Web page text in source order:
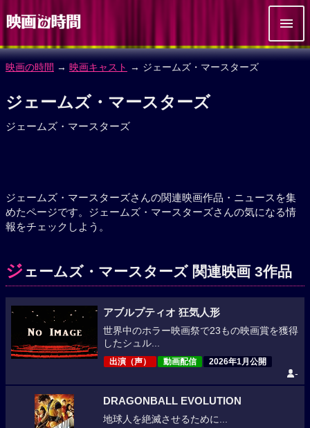
映画の時間 → 映画キャスト → ジェームズ・マースターズ
ジェームズ・マースターズ
ジェームズ・マースターズ
ジェームズ・マースターズさんの関連映画作品・ニュースを集
めたページです。ジェームズ・マースターズさんの気になる情
報をチェックしよう。
ジ ェームズ・マースターズ 関連映画 3作品
アブルプティオ 狂気人形
世界中のホラー映画祭で23もの映画賞を獲得
したシュル...
出演（声） 動画配信 2026年1月公開
-
DRAGONBALL EVOLUTION
地球人を絶滅させるために...